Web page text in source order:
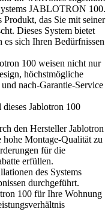
JABLOTRON 100.
Produkt, das Sie mit seiner
Dieses System bietet
sich Ihren Bedürfnissen
100 weisen nicht nur
höchstmögliche
nach-Garantie-Service
Jablotron 100
den Hersteller Jablotron
Montage-Qualität zu
für die
erfüllen.
des Systems
durchgeführt.
100 für Ihre Wohnung